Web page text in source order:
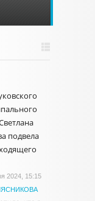
подвела
2024, 15:15